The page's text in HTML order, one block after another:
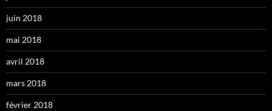
juin 2018
mai 2018
avril 2018
mars 2018
février 2018